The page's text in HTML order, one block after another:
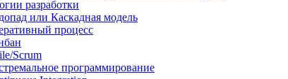
разработки
или Каскадная модель
процесс
Scrum
программирование